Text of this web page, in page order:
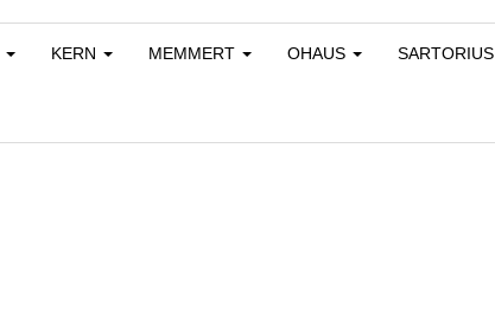
KERN MEMMERT OHAUS SARTORIUS
sortiert